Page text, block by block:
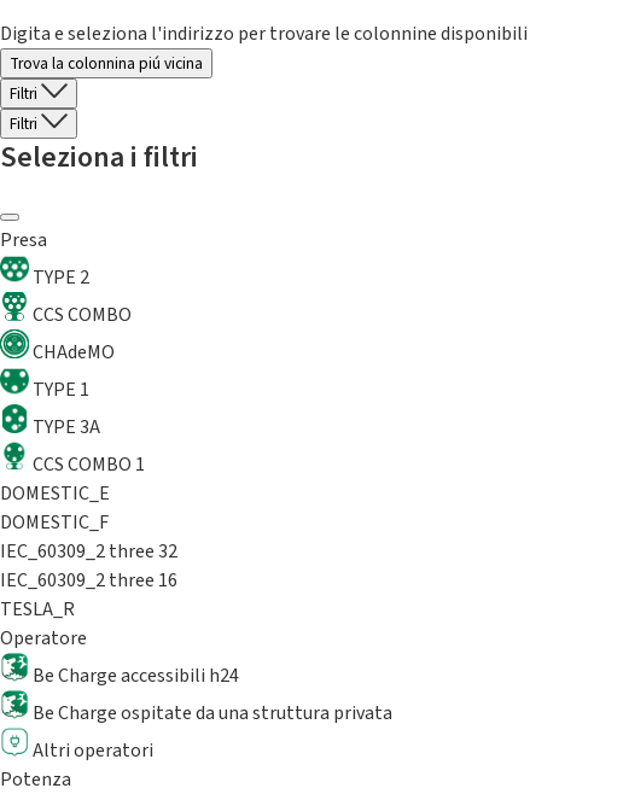
Digita e seleziona l'indirizzo per trovare le colonnine disponibili
Trova la colonnina piú vicina
Filtri
Filtri
Seleziona i filtri
Presa
TYPE 2
CCS COMBO
CHAdeMO
TYPE 1
TYPE 3A
CCS COMBO 1
DOMESTIC_E
DOMESTIC_F
IEC_60309_2 three 32
IEC_60309_2 three 16
TESLA_R
Operatore
Be Charge accessibili h24
Be Charge ospitate da una struttura privata
Altri operatori
Potenza